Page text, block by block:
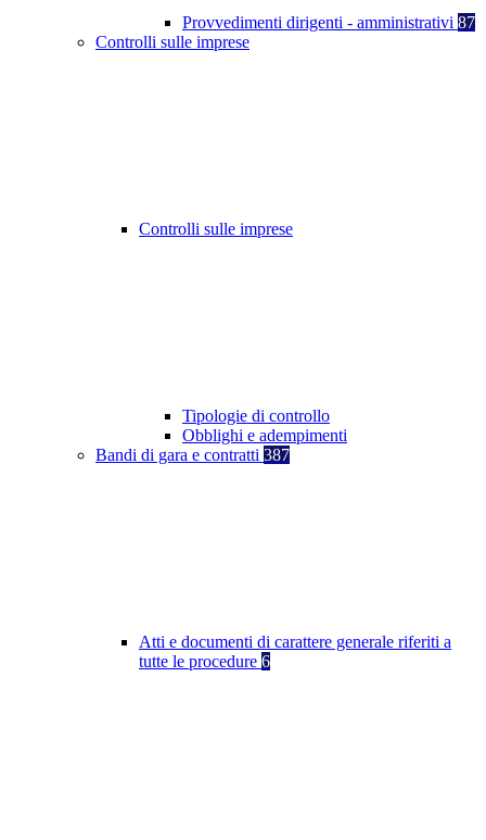
Provvedimenti dirigenti - amministrativi 87
Controlli sulle imprese
Controlli sulle imprese
Tipologie di controllo
Obblighi e adempimenti
Bandi di gara e contratti 387
Atti e documenti di carattere generale riferiti a
tutte le procedure 6